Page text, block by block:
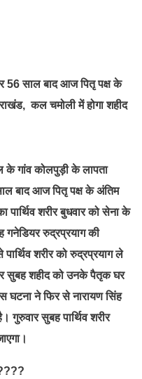
56 साल बाद आज पितृ पक्ष के
कल चमोली में होगा शहीद
के गांव कोलपुड़ी के लापता
बाद आज पितृ पक्ष के अंतिम
पार्थिव शरीर बुधवार को सेना के
गनेडियर रुद्रप्रयाग की
शरीर को रुद्रप्रयाग ले
सुबह शहीद को उनके पैतृक घर
घटना ने फिर से नारायण सिंह
गुरुवार सुबह पार्थिव शरीर